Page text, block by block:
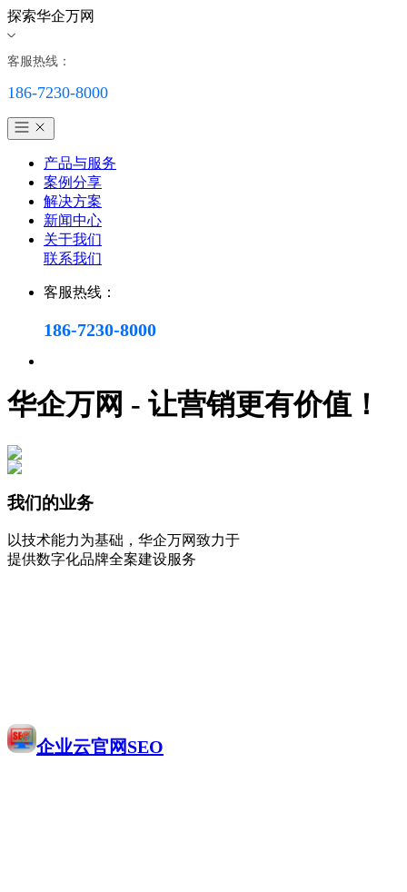
探索华企万网
客服热线：
186-7230-8000
产品与服务
案例分享
解决方案
新闻中心
关于我们
联系我们
客服热线：
186-7230-8000
华企万网 - 让营销更有价值！
我们的业务
以技术能力为基础，华企万网致力于
提供数字化品牌全案建设服务
企业云官网SEO